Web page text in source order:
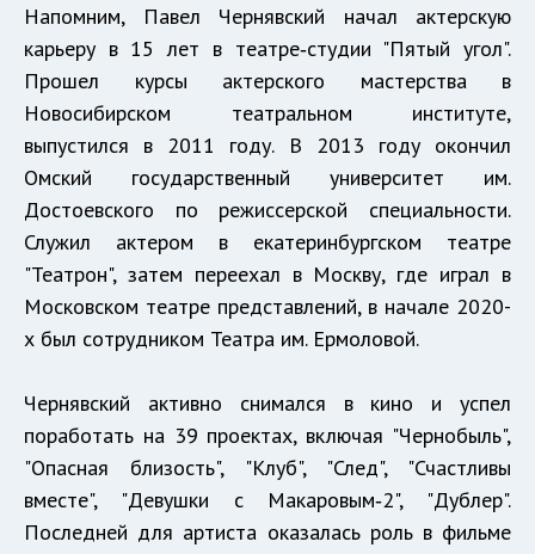
Напомним, Павел Чернявский начал актерскую
карьеру в 15 лет в театре‑студии "Пятый угол".
Прошел курсы актерского мастерства в
Новосибирском театральном институте,
выпустился в 2011 году. В 2013 году окончил
Омский государственный университет им.
Достоевского по режиссерской специальности.
Служил актером в екатеринбургском театре
"Театрон", затем переехал в Москву, где играл в
Московском театре представлений, в начале 2020-
х был сотрудником Театра им. Ермоловой.
Чернявский активно снимался в кино и успел
поработать на 39 проектах, включая "Чернобыль",
"Опасная близость", "Клуб", "След", "Счастливы
вместе", "Девушки с Макаровым‑2", "Дублер".
Последней для артиста оказалась роль в фильме